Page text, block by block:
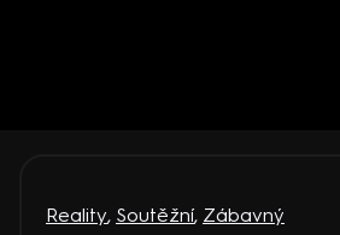
Reality, Soutěžní, Zábavný